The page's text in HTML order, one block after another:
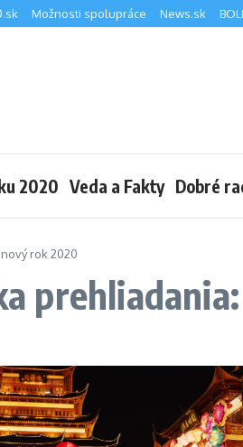
Možnosti spolupráce News.sk
2020 Veda a Fakty Dobré
rok 2020